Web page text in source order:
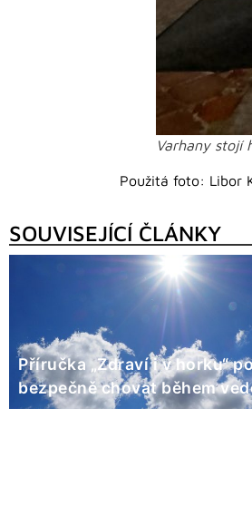
Varhany stojí
Použitá foto: Libor
SOUVISEJÍCÍ ČLÁNKY
Příručka „Zdraví i v horku“
bezpečně chovat během